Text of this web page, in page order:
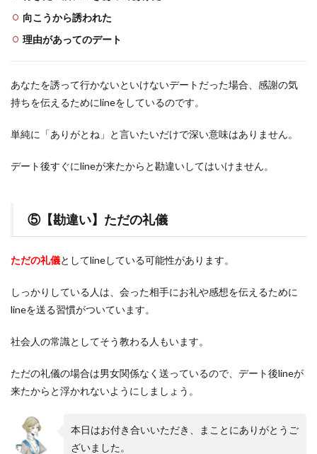
向こうから誘われた
理由があってのデート
あなたを誘って行かないといけないデートだった場合、感謝の気
持ちを伝えるためにlineをしているのです。
単純に「ありがとね」と言いたいだけで深い意味はありません。
デート後すぐにlineが来たからと勘違いしてはいけません。
⑤【勘違い】ただの礼儀
ただの礼儀としてlineしている可能性があります。
しっかりしている人は、会った相手にお礼や感想を伝えるために
lineを送る習慣がついています。
社会人の常識としてそう教わる人もいます。
ただの礼儀の場合は男女関係なく送っているので、デート後lineが
来たからと浮かれないようにしましょう。
本日はお付き合いいただき、まことにありがとうご
ざいました。